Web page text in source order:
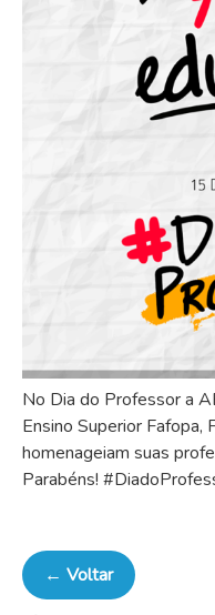
No Dia do Professor a
Ensino Superior Fafopa,
homenageiam suas
Parabéns!
← Voltar